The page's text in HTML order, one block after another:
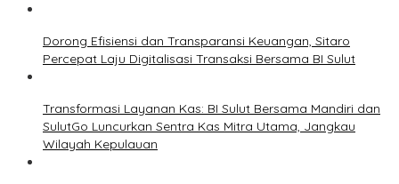
Dorong Efisiensi dan Transparansi Keuangan, Sitaro
Percepat Laju Digitalisasi Transaksi Bersama BI Sulut
Transformasi Layanan Kas: BI Sulut Bersama Mandiri dan
SulutGo Luncurkan Sentra Kas Mitra Utama, Jangkau
Wilayah Kepulauan